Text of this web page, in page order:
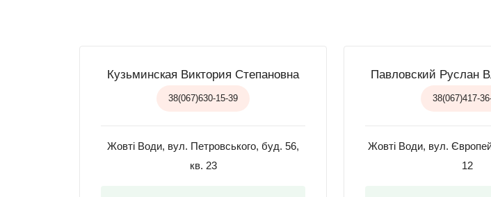
Кузьминская Виктория Степановна
38(067)630-15-39
Жовті Води, вул. Петровського, буд. 56,
кв. 23
Павловский Руслан
38(067)417-
Жовті Води, вул.
12